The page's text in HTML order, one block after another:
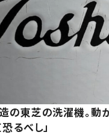
の東芝の洗濯機。
恐るべし」